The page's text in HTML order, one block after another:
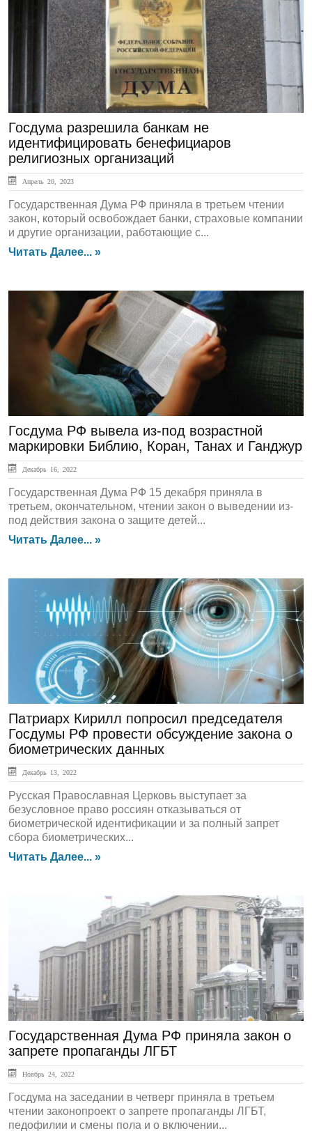
ЛЕНТА НОВОСТЕЙ
Госдума разрешила банкам не
идентифицировать бенефициаров
религиозных организаций
Апрель 20, 2023
Государственная Дума РФ приняла в третьем чтении
закон, который освобождает банки, страховые компании
и другие организации, работающие с...
Читать Далее... »
ЛЕНТА НОВОСТЕЙ
Госдума РФ вывела из-под возрастной
маркировки Библию, Коран, Танах и Ганджур
Декабрь 16, 2022
Государственная Дума РФ 15 декабря приняла в
третьем, окончательном, чтении закон о выведении из-
под действия закона о защите детей...
Читать Далее... »
ЛЕНТА НОВОСТЕЙ
Патриарх Кирилл попросил председателя
Госдумы РФ провести обсуждение закона о
биометрических данных
Декабрь 13, 2022
Русская Православная Церковь выступает за
безусловное право россиян отказываться от
биометрической идентификации и за полный запрет
сбора биометрических...
Читать Далее... »
ЛЕНТА НОВОСТЕЙ
Государственная Дума РФ приняла закон о
запрете пропаганды ЛГБТ
Ноябрь 24, 2022
Госдума на заседании в четверг приняла в третьем
чтении законопроект о запрете пропаганды ЛГБТ,
педофилии и смены пола и о включении...